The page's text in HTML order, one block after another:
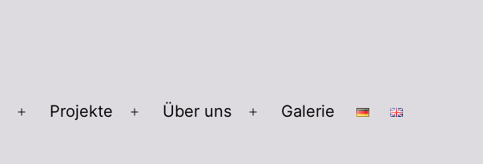
Projekte Über uns Galerie